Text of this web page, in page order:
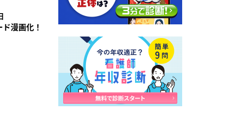
【訪問看護のアセスメント】
表！入賞【2026】
ド漫画化！「意思疎通、出来ます。」前編【つたえたい訪問看護の
2026年4月28日
訪問看護師向け在宅看取り教育プログラム
2021年7月6日
適切な人材を「選考